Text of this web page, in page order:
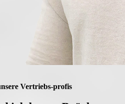
Vertriebs-profis